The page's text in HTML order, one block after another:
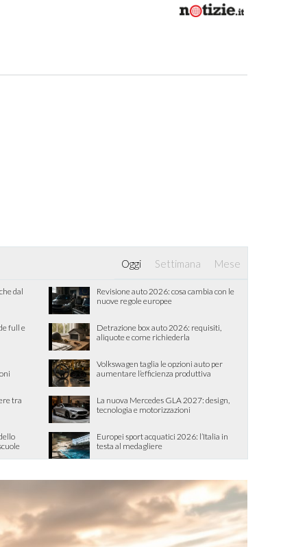
Oggi Settimana Mese
dal
Revisione auto 2026: cosa cambia con le
nuove regole europee
full e
Detrazione box auto 2026: requisiti,
aliquote e come richiederla
Volkswagen taglia le opzioni auto per
aumentare l’efficienza produttiva
tra
La nuova Mercedes GLA 2027: design,
tecnologia e motorizzazioni
Europei sport acquatici 2026: l’Italia in
testa al medagliere